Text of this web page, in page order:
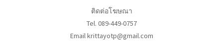
ติดต่อโฆษณา
Tel. 089-449-0757
Email krittayotp@gmail.com